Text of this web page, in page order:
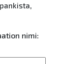
nimi: